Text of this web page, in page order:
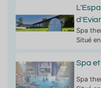
Spa
Situé
Spa
Spa